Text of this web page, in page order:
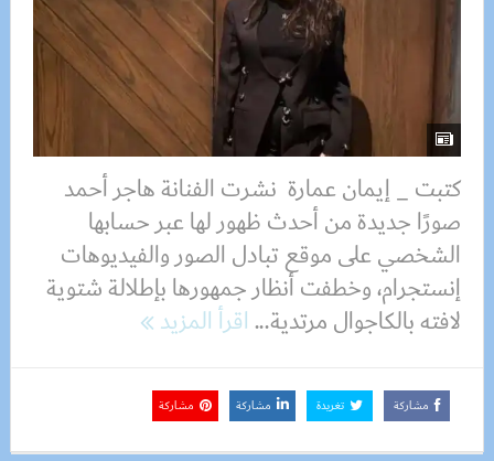
كتبت _ إيمان عمارة نشرت الفنانة هاجر أحمد
صورًا جديدة من أحدث ظهور لها عبر حسابها
الشخصي على موقع تبادل الصور والفيديوهات
إنستجرام، وخطفت أنظار جمهورها بإطلالة شتوية
لافته بالكاجوال مرتدية...اقرأ المزيد
مشاركة تغريدة مشاركة مشاركة